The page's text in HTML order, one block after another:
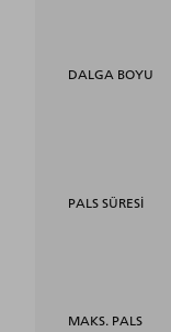
DALGA BOYU
PALS SÜRESI
MAKS. PALS